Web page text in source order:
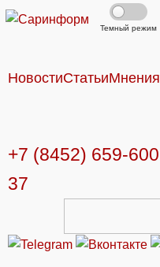
Темный режим
НовостиСтатьиМнения
+7 (8452) 659-600
37